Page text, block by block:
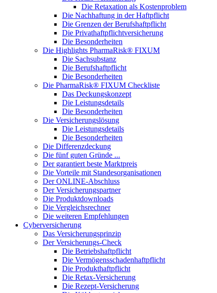
Die Retaxation als Kostenproblem
Die Nachhaftung in der Haftpflicht
Die Grenzen der Berufshaftpflicht
Die Privathaftpflichtversicherung
Die Besonderheiten
Die Highlights PharmaRisk® FIXUM
Die Sachsubstanz
Die Berufshaftpflicht
Die Besonderheiten
Die PharmaRisk® FIXUM Checkliste
Das Deckungskonzept
Die Leistungsdetails
Die Besonderheiten
Die Versicherungslösung
Die Leistungsdetails
Die Besonderheiten
Die Differenzdeckung
Die fünf guten Gründe ...
Der garantiert beste Marktpreis
Die Vorteile mit Standesorganisationen
Der ONLINE-Abschluss
Der Versicherungspartner
Die Produktdownloads
Die Vergleichsrechner
Die weiteren Empfehlungen
Cyberversicherung
Das Versicherungsprinzip
Der Versicherungs-Check
Die Betriebshaftpflicht
Die Vermögensschadenhaftpflicht
Die Produkthaftpflicht
Die Retax-Versicherung
Die Rezept-Versicherung